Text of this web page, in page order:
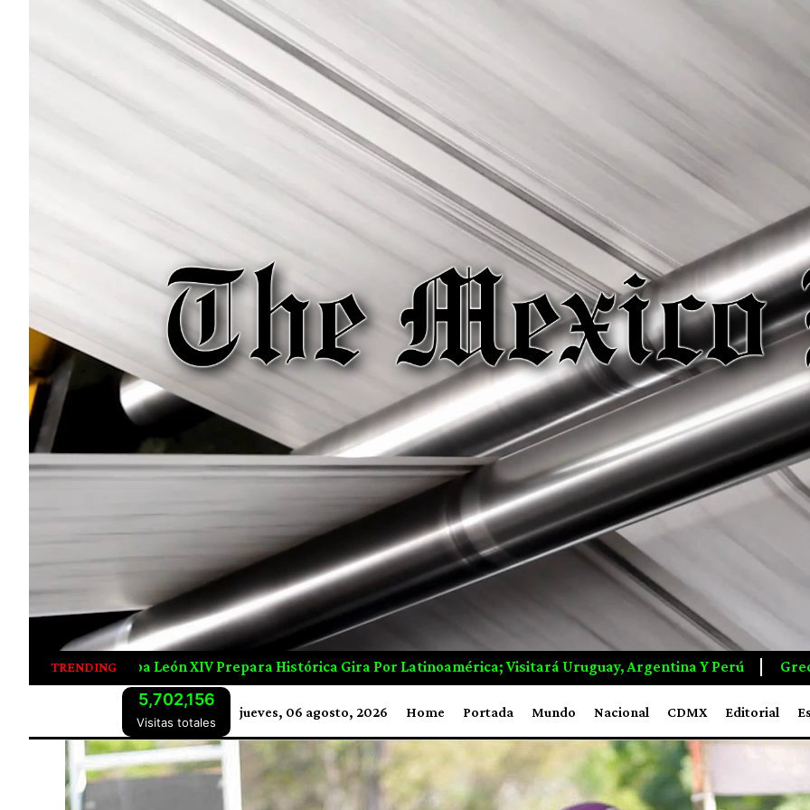
TRENDING
Latinoamérica; Visitará Uruguay, Argentina Y Perú Grecia Logra Controlar Incendio Que Devastó Más De 14 Mil
Visitas totales
5,702,156
jueves, 06 agosto, 2026 Home Portada Mundo Nacional CDMX Editorial